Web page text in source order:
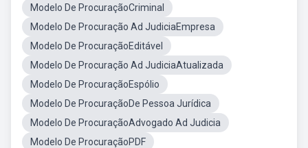
Modelo De ProcuraçãoCriminal
Modelo De Procuração Ad JudiciaEmpresa
Modelo De ProcuraçãoEditável
Modelo De Procuração Ad JudiciaAtualizada
Modelo De ProcuraçãoEspólio
Modelo De ProcuraçãoDe Pessoa Jurídica
Modelo De ProcuraçãoAdvogado Ad Judicia
Modelo De ProcuraçãoPDF